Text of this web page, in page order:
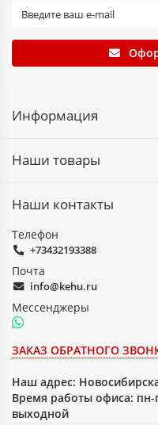
Информация
Наши товары
Наши контакты
Телефон
+73432193388
Почта
info@kehu.ru
Мессенджеры
ЗАКАЗ ОБРАТНОГО
Наш адрес:
Время работы офиса: пн-
выходной